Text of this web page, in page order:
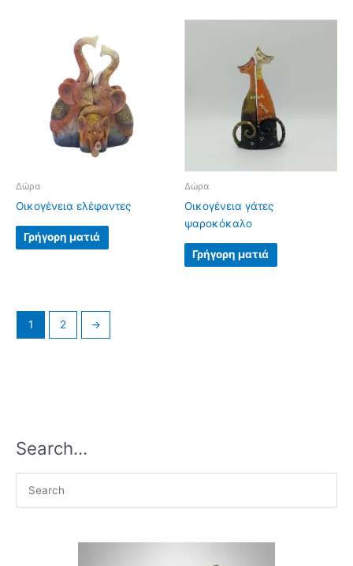
Δώρα
Οικογένεια ελέφαντες
Γρήγορη ματιά
Δώρα
Οικογένεια γάτες
ψαροκόκαλο
Γρήγορη ματιά
1 2 →
Search…